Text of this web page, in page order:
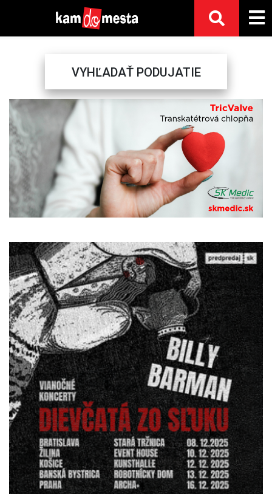
VYHĽADAŤ PODUJATIE
Previous